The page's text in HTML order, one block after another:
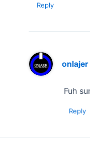
Reply
onlajer
Fuh
Reply